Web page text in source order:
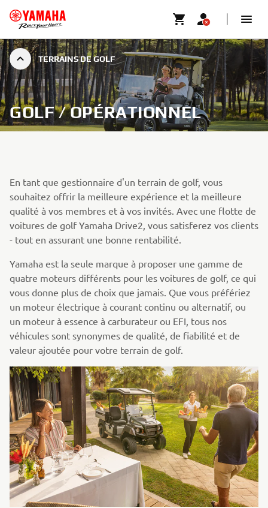
TERRAINS DE GOLF
GOLF / OPÉRATIONNEL
En tant que gestionnaire d'un terrain de golf, vous
souhaitez offrir la meilleure expérience et la meilleure
qualité à vos membres et à vos invités. Avec une flotte de
voitures de golf Yamaha Drive2, vous satisferez vos clients
- tout en assurant une bonne rentabilité.
Yamaha est la seule marque à proposer une gamme de
quatre moteurs différents pour les voitures de golf, ce qui
vous donne plus de choix que jamais. Que vous préfériez
un moteur électrique à courant continu ou alternatif, ou
un moteur à essence à carburateur ou EFI, tous nos
véhicules sont synonymes de qualité, de fiabilité et de
valeur ajoutée pour votre terrain de golf.